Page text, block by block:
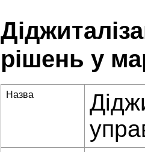
рішень у
Назва